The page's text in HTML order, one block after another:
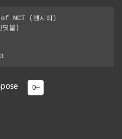
NCT (엔시티)
불)